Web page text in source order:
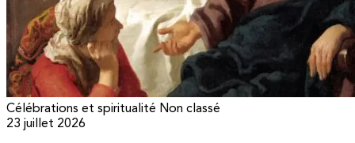
Célébrations et spiritualité Non classé
23 juillet 2026